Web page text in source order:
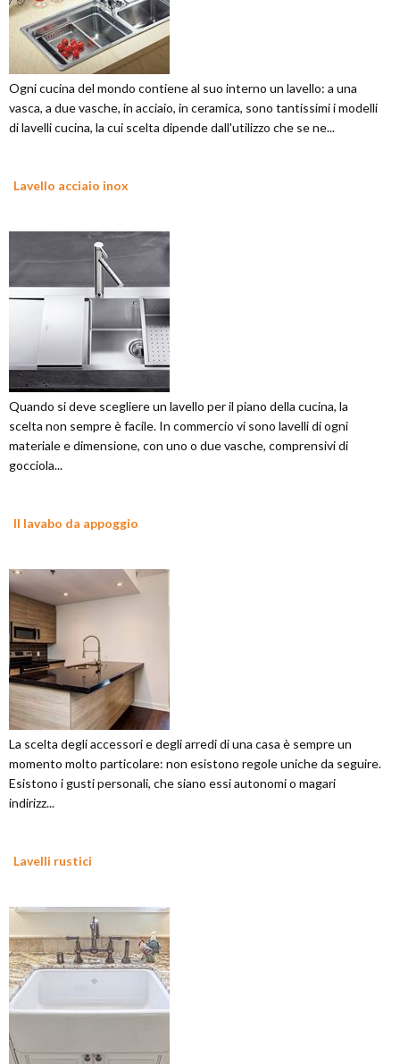
Ogni cucina del mondo contiene al suo interno un lavello: a una
vasca, a due vasche, in acciaio, in ceramica, sono tantissimi i modelli
di lavelli cucina, la cui scelta dipende dall'utilizzo che se ne...
Lavello acciaio inox
Quando si deve scegliere un lavello per il piano della cucina, la
scelta non sempre è facile. In commercio vi sono lavelli di ogni
materiale e dimensione, con uno o due vasche, comprensivi di
gocciola...
Il lavabo da appoggio
La scelta degli accessori e degli arredi di una casa è sempre un
momento molto particolare: non esistono regole uniche da seguire.
Esistono i gusti personali, che siano essi autonomi o magari
indirizz...
Lavelli rustici